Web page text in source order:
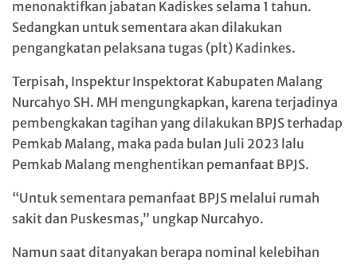
menonaktifkan jabatan Kadiskes selama 1 tahun.
Sedangkan untuk sementara akan dilakukan
pengangkatan pelaksana tugas (plt) Kadinkes.
Terpisah, Inspektur Inspektorat Kabupaten Malang
Nurcahyo SH. MH mengungkapkan, karena terjadinya
pembengkakan tagihan yang dilakukan BPJS terhadap
Pemkab Malang, maka pada bulan Juli 2023 lalu
Pemkab Malang menghentikan pemanfaat BPJS.
“Untuk sementara pemanfaat BPJS melalui rumah
sakit dan Puskesmas,” ungkap Nurcahyo.
Namun saat ditanyakan berapa nominal kelebihan